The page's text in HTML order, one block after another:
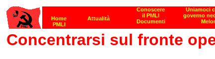
Concentrarsi sul fronte